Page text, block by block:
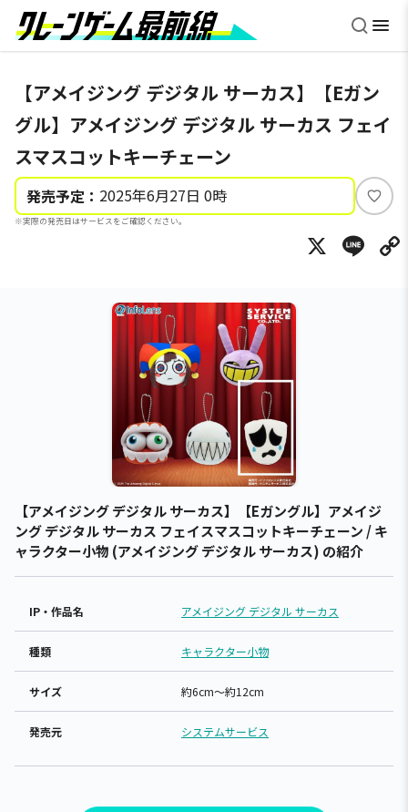
【アメイジング デジタル サーカス】【Eガン
グル】アメイジング デジタル サーカス フェイ
スマスコットキーチェーン
発売予定： 2025年6月27日 0時
※実際の発売日はサービスをご確認ください。
い
ね
X
【アメイジング デジタル サーカス】【Eガングル】アメイジ
ング デジタル サーカス フェイスマスコットキーチェーン / キ
ャラクター小物 (アメイジング デジタル サーカス) の紹介
IP・作品名 アメイジング デジタル サーカス
種類 キャラクター小物
サイズ 約6cm～約12cm
発売元 システムサービス